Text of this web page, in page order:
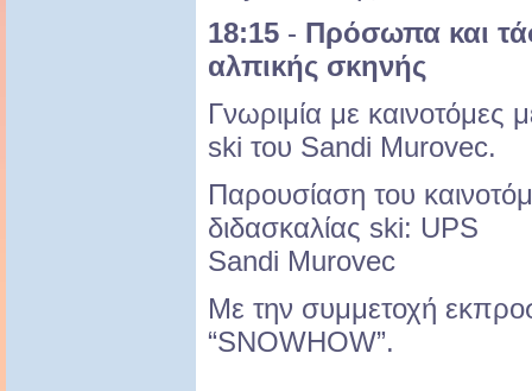
18:15 - Πρόσωπα και
αλπικής σκηνής
Γνωριμία με καινοτόμες
ski του Sandi Murovec.
Παρουσίαση του
διδασκαλίας ski: UPS
Sandi Murovec
Με την συμμετοχή
“SNOWHOW”.